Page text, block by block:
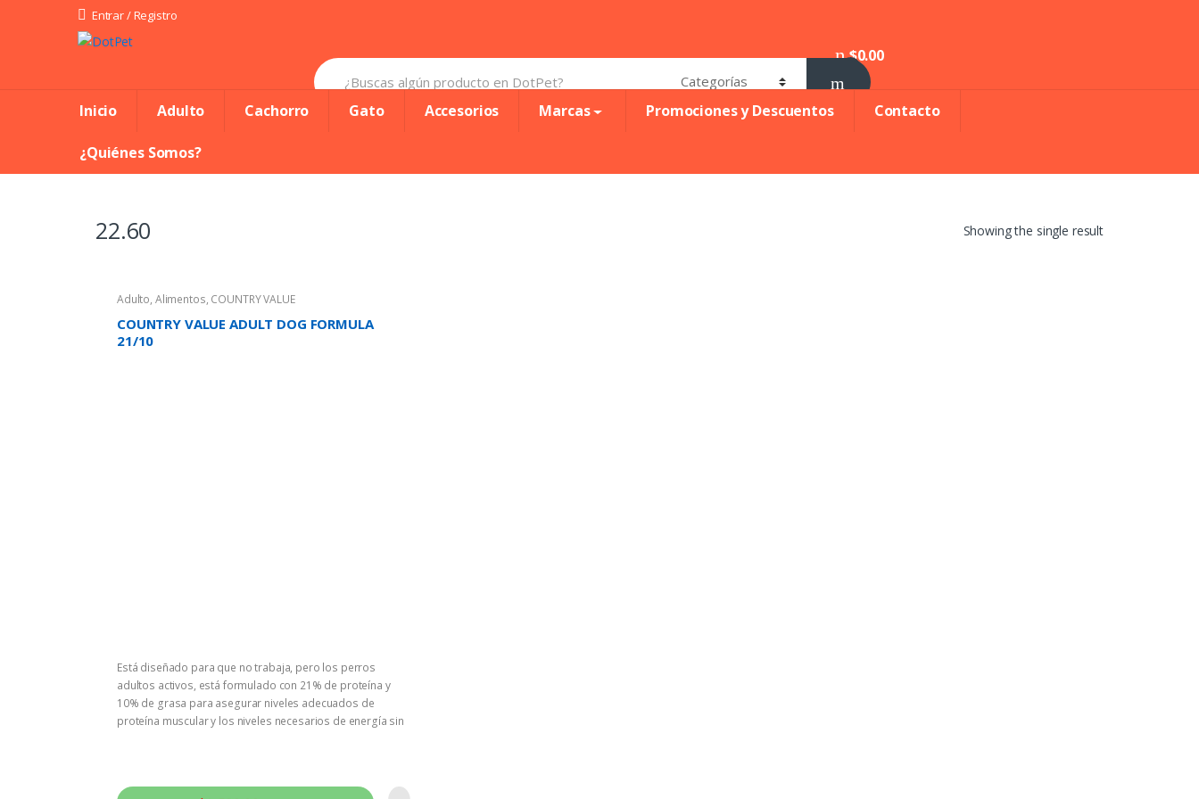
Entrar / Registro
$0.00
Inicio Adulto Cachorro Gato Accesorios Marcas Promociones y Descuentos Contacto
¿Quiénes Somos?
22.60 Showing the single result
Adulto, Alimentos, COUNTRY VALUE
COUNTRY VALUE ADULT DOG FORMULA
21/10
Está diseñado para que no trabaja, pero los perros
adultos activos, está formulado con 21% de proteína y
10% de grasa para asegurar niveles adecuados de
proteína muscular y los niveles necesarios de energía sin
100% COMPLETO Y BALANCEADO PARA